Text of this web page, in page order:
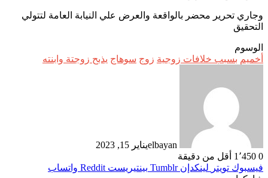
وجاري تحرير محضر بالواقعة والعرض علي النيابة العامة لتتولي
التحقيق
الوسوم
أخميم بسبب خلافات زوجية زوج سوهاج يذبح زوجتة وابنته
elbayanيناير 15, 2023
0
أقل من دقيقة
فيسبوك تويتر لينكدإن بينتيريست
واتساب